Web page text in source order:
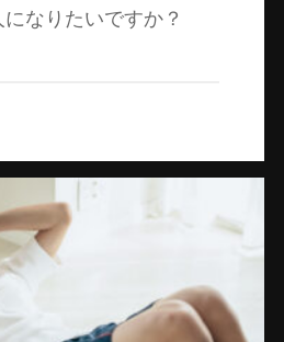
になりたいですか？